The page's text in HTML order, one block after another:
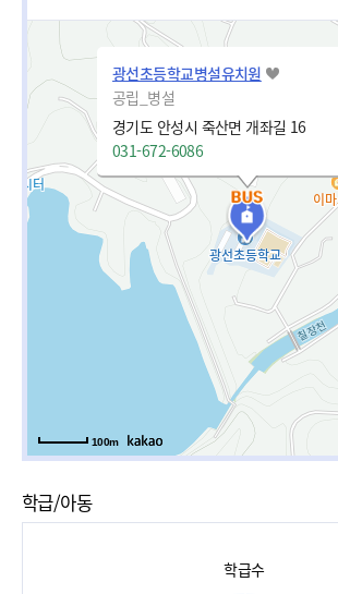
광선초등학교병설유치원
공립_병설
경기도 안성시 죽산면 개좌길 16
031-672-6086
100m
학급/아동
학급수